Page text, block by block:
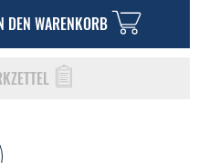
DEN WARENKORB